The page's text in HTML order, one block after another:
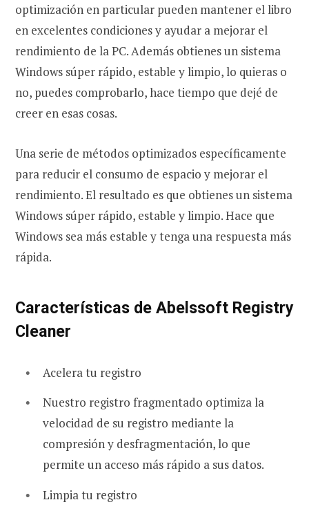
optimización en particular pueden mantener el libro
en excelentes condiciones y ayudar a mejorar el
rendimiento de la PC. Además obtienes un sistema
Windows súper rápido, estable y limpio, lo quieras o
no, puedes comprobarlo, hace tiempo que dejé de
creer en esas cosas.
Una serie de métodos optimizados específicamente
para reducir el consumo de espacio y mejorar el
rendimiento. El resultado es que obtienes un sistema
Windows súper rápido, estable y limpio. Hace que
Windows sea más estable y tenga una respuesta más
rápida.
Características de Abelssoft Registry
Cleaner
Acelera tu registro
Nuestro registro fragmentado optimiza la
velocidad de su registro mediante la
compresión y desfragmentación, lo que
permite un acceso más rápido a sus datos.
Limpia tu registro